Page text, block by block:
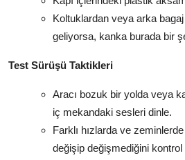
Koltuklardan veya arka bagaj
geliyorsa, kanka burada bir
Test Sürüşü Taktikleri
Aracı bozuk bir yolda veya
iç mekandaki sesleri dinle.
Farklı hızlarda ve
değişip değişmediğini kontrol